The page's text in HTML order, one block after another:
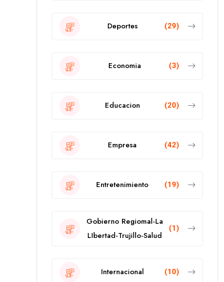
Deportes (29)
Economia (3)
Educacion (20)
Empresa (42)
Entretenimiento (19)
Gobierno Regiomal-La
LIbertad-Trujillo-Salud
(1)
Internacional (10)